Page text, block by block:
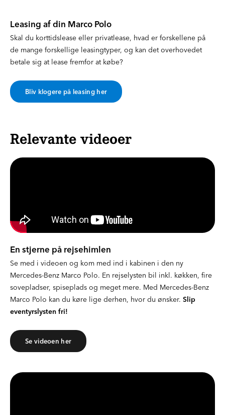
Leasing af din Marco Polo
Skal du korttidslease eller privatlease, hvad er forskellene på
de mange forskellige leasingtyper, og kan det overhovedet
betale sig at lease fremfor at købe?
Bliv klogere på leasing her
Relevante videoer
En stjerne på rejsehimlen
Se med i videoen og kom med ind i kabinen i den ny
Mercedes-Benz Marco Polo. En rejselysten bil inkl. køkken, fire
sovepladser, spiseplads og meget mere. Med Mercedes-Benz
Marco Polo kan du køre lige derhen, hvor du ønsker. Slip
eventyrslysten fri!
Se videoen her